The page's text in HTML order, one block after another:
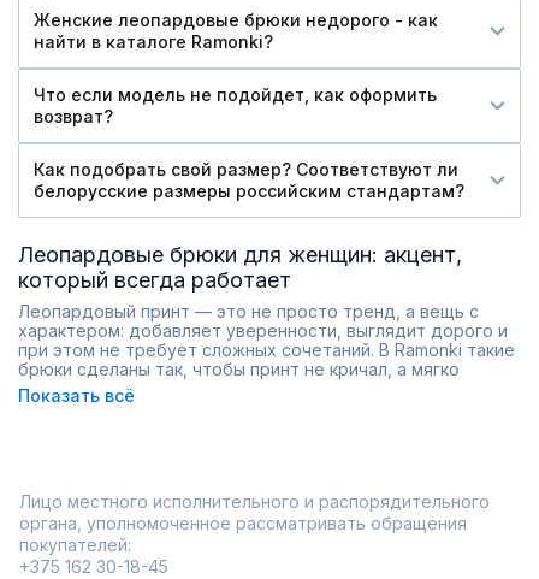
Женские леопардовые брюки недорого - как
найти в каталоге Ramonki?
Что если модель не подойдет, как оформить
возврат?
Как подобрать свой размер? Соответствуют ли
белорусские размеры российским стандартам?
Леопардовые брюки для женщин: акцент,
который всегда работает
Леопардовый принт — это не просто тренд, а вещь с
характером: добавляет уверенности, выглядит дорого и
при этом не требует сложных сочетаний. В Ramonki такие
брюки сделаны так, чтобы принт не кричал, а мягко
подчёркивал стиль — классический леопард в спокойных
тонах, без кислотности.
не висят мешком.
Ткани приятные и держащие форму: костюмные полотна с
эластаном, плотный хлопок или смесовые составы — не
просвечивают, не мнутся сильно. Принт нанесён
Показать всё
Лицо местного исполнительного и распорядительного
органа, уполномоченное рассматривать обращения
покупателей:
+375 162 30-18-45